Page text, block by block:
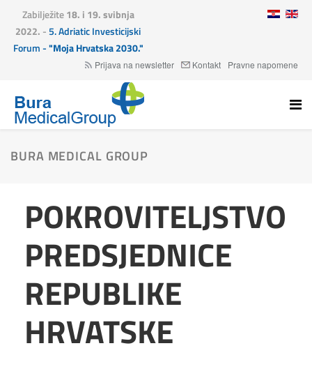
Zabilježite18. i 19. svibnja
2022. -5. Adriatic Investicijski
Forum -"Moja Hrvatska 2030."
Prijava na newsletter Kontakt Pravne napomene
BURA MEDICAL GROUP
POKROVITELJSTVO
PREDSJEDNICE
REPUBLIKE
HRVATSKE